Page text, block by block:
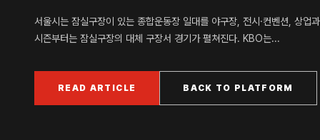
서울시는 잠실구장이 있는 종합운동장 일대를 야구장, 전시·컨벤션, 상
시즌부터는 잠실구장의 대체 구장서 경기가 펼쳐진다. KBO는...
READ ARTICLE BACK TO PLATFORM